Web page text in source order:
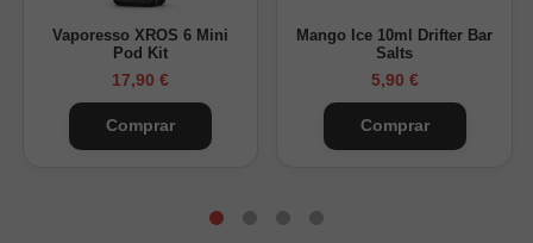
Vaporesso XROS 6 Mini
Pod Kit
17,90 €
Comprar
Mango Ice 10ml Drifter Bar
Salts
5,90 €
Comprar